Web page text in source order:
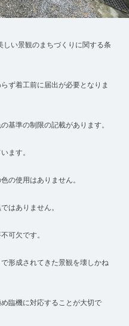
い景観のまちづくりに関する条
ず着工前に届出が必要となりま
基準の制限の記載があります。
ます。
の使用はありません。
はありません。
可欠です。
形成されてきた景観を壊しかね
臨機に対応することが大切で